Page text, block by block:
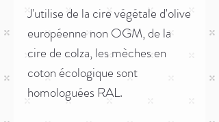
J'utilise de la cire végétale d'olive
européenne non OGM, de la
cire de colza, les mèches en
coton écologique sont
homologuées RAL.